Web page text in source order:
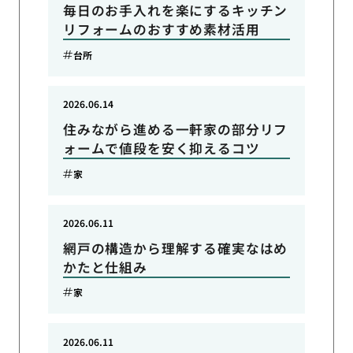
毎日のお手入れを楽にするキッチン
リフォームのおすすめ素材活用
台所
住みながら進める一軒家の部分リフ
ォームで値段を安く抑えるコツ
2026.06.14
家
網戸の構造から理解する確実なはめ
かたと仕組み
2026.06.11
家
2026.06.11